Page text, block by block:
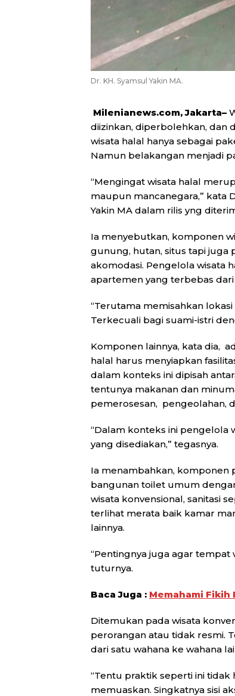
Dr. KH. Syamsul Yakin MA.
Milenianews.com, Jakarta–
diizinkan, diperbolehkan, dan
wisata halal hanya sebagai
Namun belakangan menjadi
“Mengingat wisata halal
maupun mancanegara,” kata
Yakin MA dalam rilis yng
Ia menyebutkan, komponen
gunung, hutan, situs tapi juga
akomodasi. Pengelola wisata
apartemen yang terbebas
“Terutama memisahkan
Terkecuali bagi suami-istri
Komponen lainnya, kata dia,
halal harus menyiapkan
dalam konteks ini dipisah
tentunya makanan dan
pemerosesan, pengeolahan,
“Dalam konteks ini pengelola
yang disediakan,” tegasnya.
Ia menambahkan, komponen
bangunan toilet umum
wisata konvensional, sanitasi
terlihat merata baik kamar
lainnya.
“Pentingnya juga agar
tuturnya.
Baca Juga : Memahami Fikih
Ditemukan pada wisata
perorangan atau tidak resmi.
dari satu wahana ke wahana
“Tentu praktik seperti ini
memuaskan. Singkatnya sisi